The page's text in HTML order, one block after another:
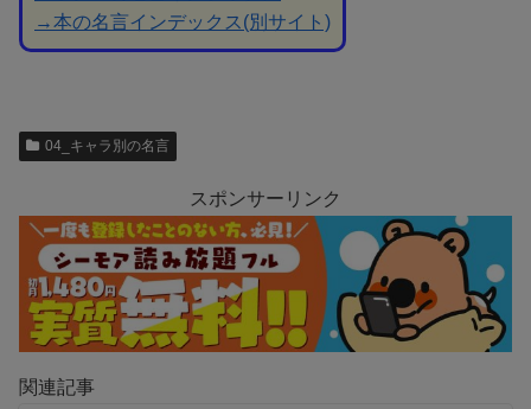
→本の名言インデックス(別サイト)
04_キャラ別の名言
スポンサーリンク
関連記事